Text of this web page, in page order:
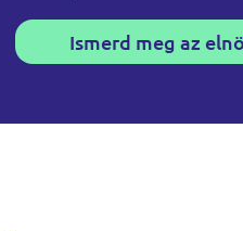
Ismerd meg az